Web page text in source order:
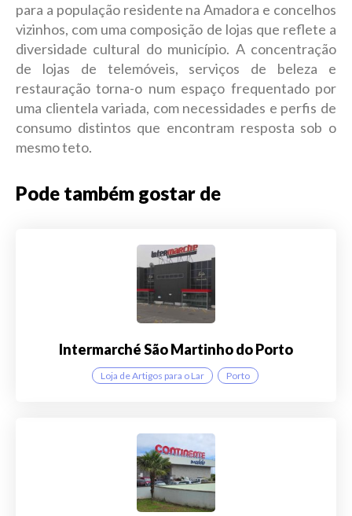
para a população residente na Amadora e concelhos
vizinhos, com uma composição de lojas que reflete a
diversidade cultural do município. A concentração
de lojas de telemóveis, serviços de beleza e
restauração torna-o num espaço frequentado por
uma clientela variada, com necessidades e perfis de
consumo distintos que encontram resposta sob o
mesmo teto.
Pode também gostar de
Intermarché São Martinho do Porto
Loja de Artigos para o Lar Porto